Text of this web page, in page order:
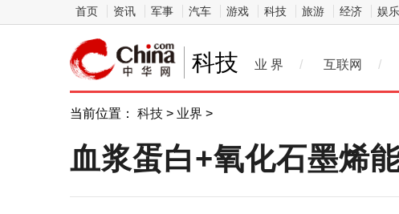
首页 资讯 军事 汽车 游戏 科技 旅游 经济 娱乐
科技 业 界 / 互联网 /
当前位置： 科技 > 业界 >
血浆蛋白+氧化石墨烯